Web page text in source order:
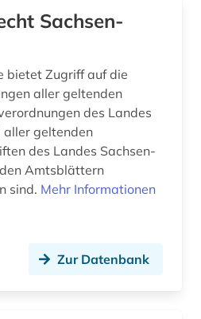
geographische namen (1)
geschichte 1740-1945 (1)
geschichte 1945-2000 (1)
geschichte 600-1999 (1)
Sachsen-
bietet Zugriff auf die
des Landes
des Landes Sachsen-
Amtsblättern
sind. Mehr Informationen
Zur Datenbank